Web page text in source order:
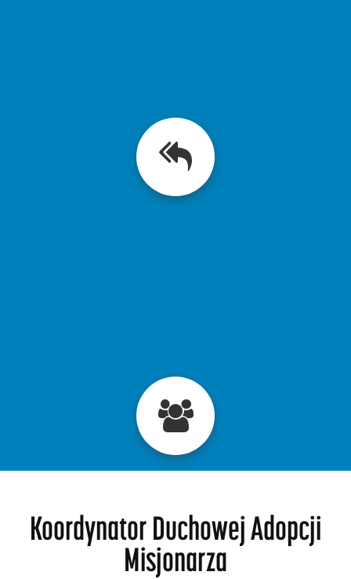
Koordynator Duchowej Adopcji
Misjonarza